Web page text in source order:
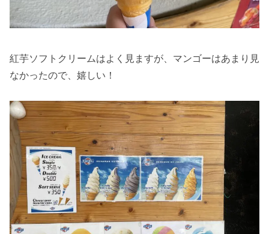
紅芋ソフトクリームはよく見ますが、マンゴーはあまり見
なかったので、嬉しい！